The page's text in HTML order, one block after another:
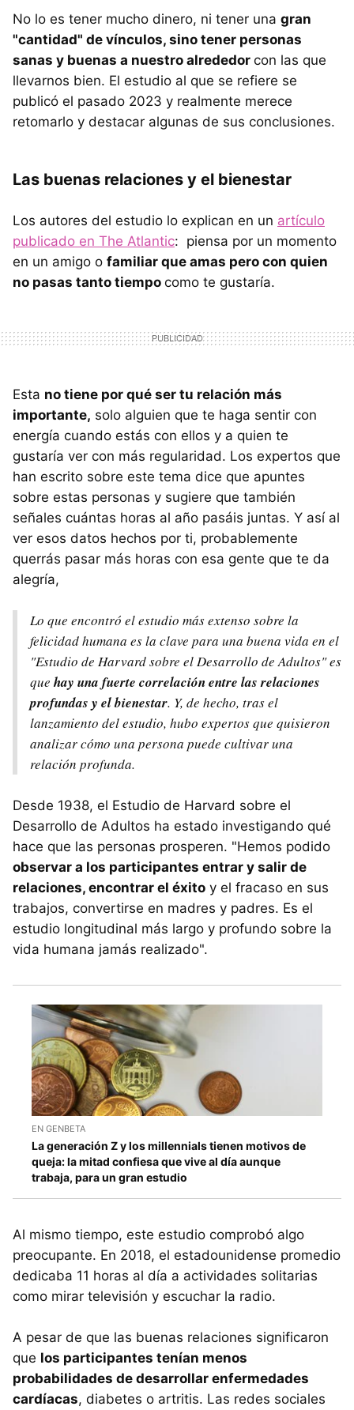
No lo es tener mucho dinero, ni tener una gran
"cantidad" de vínculos, sino tener personas
sanas y buenas a nuestro alrededor con las que
llevarnos bien. El estudio al que se refiere se
publicó el pasado 2023 y realmente merece
retomarlo y destacar algunas de sus conclusiones.
Las buenas relaciones y el bienestar
Los autores del estudio lo explican en un artículo
publicado en The Atlantic: piensa por un momento
en un amigo o familiar que amas pero con quien
no pasas tanto tiempo como te gustaría.
Esta no tiene por qué ser tu relación más
importante, solo alguien que te haga sentir con
energía cuando estás con ellos y a quien te
gustaría ver con más regularidad. Los expertos que
han escrito sobre este tema dice que apuntes
sobre estas personas y sugiere que también
señales cuántas horas al año pasáis juntas. Y así al
ver esos datos hechos por ti, probablemente
querrás pasar más horas con esa gente que te da
alegría,
Lo que encontró el estudio más extenso sobre la
felicidad humana es la clave para una buena vida en el
"Estudio de Harvard sobre el Desarrollo de Adultos" es
quehay una fuerte correlación entre las relaciones
profundas y el bienestar. Y, de hecho, tras el
lanzamiento del estudio, hubo expertos que quisieron
analizar cómo una persona puede cultivar una
relación profunda.
Desde 1938, el Estudio de Harvard sobre el
Desarrollo de Adultos ha estado investigando qué
hace que las personas prosperen. "Hemos podido
observar a los participantes entrar y salir de
relaciones, encontrar el éxito y el fracaso en sus
trabajos, convertirse en madres y padres. Es el
estudio longitudinal más largo y profundo sobre la
vida humana jamás realizado".
EN GENBETA
La generación Z y los millennials tienen motivos de
queja: la mitad confiesa que vive al día aunque
trabaja, para un gran estudio
Al mismo tiempo, este estudio comprobó algo
preocupante. En 2018, el estadounidense promedio
dedicaba 11 horas al día a actividades solitarias
como mirar televisión y escuchar la radio.
A pesar de que las buenas relaciones significaron
que los participantes tenían menos
probabilidades de desarrollar enfermedades
cardíacas, diabetes o artritis. Las redes sociales